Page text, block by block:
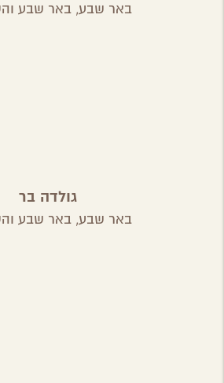
באר שבע,באר שבע
גולדה בר
באר שבע,באר שבע